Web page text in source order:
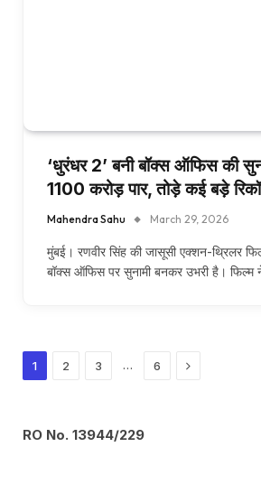
‘धुरंधर 2’ बनी बॉक्स ऑफिस की
1100 करोड़ पार, तोड़े कई बड़े
Mahendra Sahu March 29, 2026
मुंबई। रणवीर सिंह की जासूसी एक्शन-थ्रिलर
बॉक्स ऑफिस पर सुनामी बनकर उभरी है। फिल्म
1 2 3 … 6 Next
RO No. 13944/229